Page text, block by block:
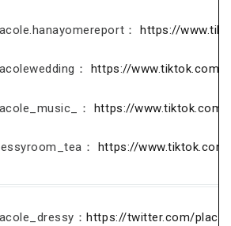
：https://
： https://www.tiktok.com/
： https://www.tiktok.com/
： https://
：https://twitter.com/